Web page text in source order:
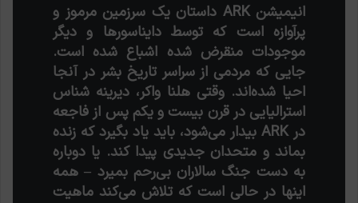
انیمیشن ARK داستان یک سرزمین مرموز و
پرآوازه است که توسط دایناسورها و دیگر
موجودات منقرض شده اشباع شده است.
جایی که مردمی از سراسر تاریخ بشر در آنجا
احیا شده‌اند. وقتی هلنا واکر، دیرینه شناس
استرالیایی در قرن بیست و یکم پس از فاجعه
در ARK بیدار می‌شود، باید یاد بگیرد که زنده
بماند و متحدان جدیدی پیدا کند. یا دوباره
به دست جنگ سالاران بی‌رحم بمیرد – همه
اینها در حالی است که تلاش می‌کند ماهیت